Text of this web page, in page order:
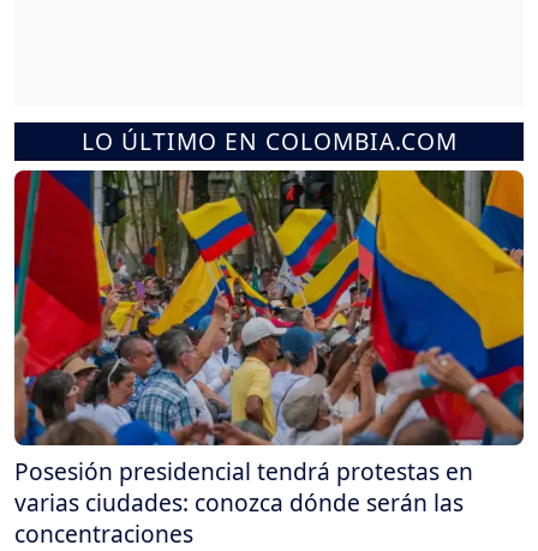
LO ÚLTIMO EN COLOMBIA.COM
Posesión presidencial tendrá protestas en
varias ciudades: conozca dónde serán las
concentraciones